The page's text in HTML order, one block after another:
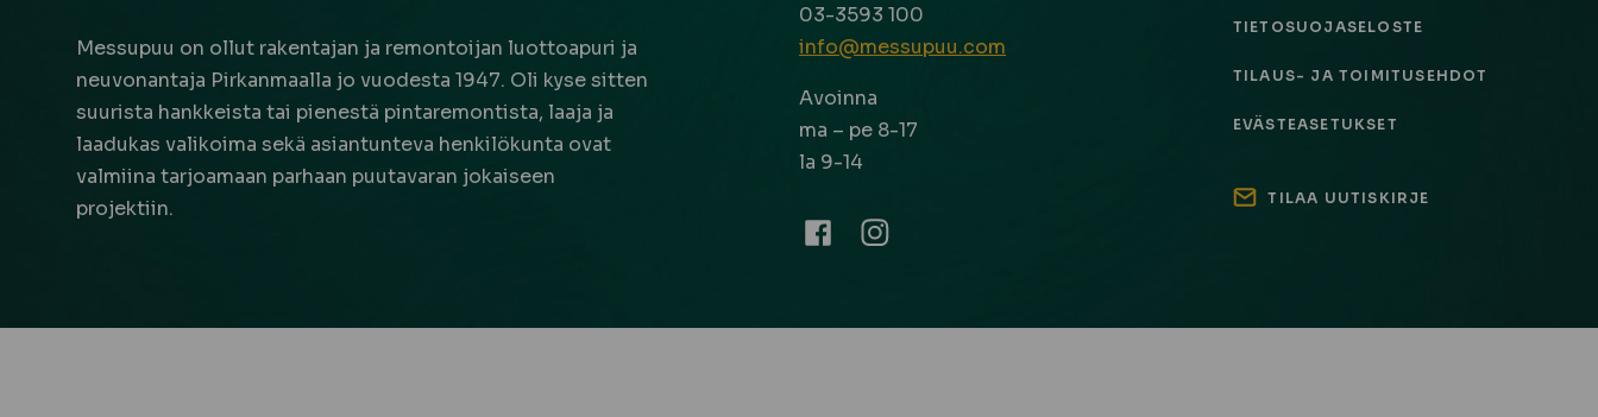
Messupuu on ollut rakentajan ja remontoijan luottoapuri ja
neuvonantaja Pirkanmaalla jo vuodesta 1947. Oli kyse sitten
suurista hankkeista tai pienestä pintaremontista, laaja ja
laadukas valikoima sekä asiantunteva henkilökunta ovat
valmiina tarjoamaan parhaan puutavaran jokaiseen
projektiin.
03-3593 100
info@messupuu.com
Avoinna
ma – pe 8-17
la 9-14
Facebook
TIETOSUOJASELOSTE
TILAUS- JA TOIMITUSEHDOT
EVÄSTEASETUKSET
TILAA UUTISKIRJE